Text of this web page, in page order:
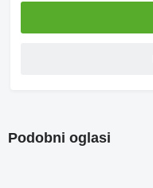
Podobni oglasi